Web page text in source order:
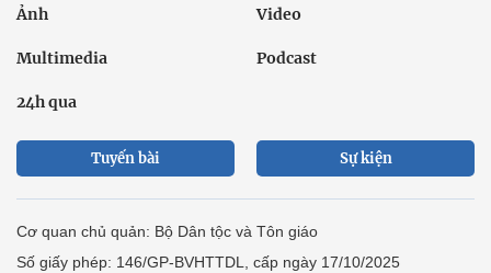
Ảnh Video
Multimedia Podcast
24h qua
Tuyến bài Sự kiện
Cơ quan chủ quản: Bộ Dân tộc và Tôn giáo
Số giấy phép: 146/GP-BVHTTDL, cấp ngày 17/10/2025